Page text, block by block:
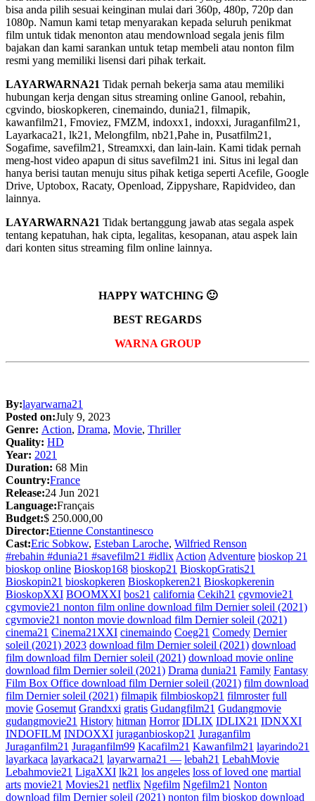
bisa anda pilih sesuai keinginan mulai dari 360p, 480p, 720p dan
1080p. Namun kami tetap menyarakan kepada seluruh penikmat
film untuk tidak menonton atau mendownload segala jenis film
bajakan dan kami sarankan untuk tetap membeli atau nonton film
resmi yang memiliki lisensi dari pihak terkait.
LAYARWARNA21 Tidak pernah bekerja sama atau memiliki
hubungan kerja dengan situs streaming online Ganool, rebahin,
cgvindo, bioskopkeren, cinemaindo, dunia21, filmapik,
kawanfilm21, Fmoviez, FMZM, indoxx1, indoxxi, Juraganfilm21,
Layarkaca21, lk21, Melongfilm, nb21,Pahe in, Pusatfilm21,
Sogafime, savefilm21, Streamxxi, dan lain-lain. Kami tidak pernah
meng-host video apapun di situs savefilm21 ini. Situs ini legal dan
hanya berisi tautan menuju situs pihak ketiga seperti Acefile, Google
Drive, Uptobox, Racaty, Openload, Zippyshare, Rapidvideo, dan
lainnya.
LAYARWARNA21 Tidak bertanggung jawab atas segala aspek
tentang kepatuhan, hak cipta, legalitas, kesopanan, atau aspek lain
dari konten situs streaming film online lainnya.
HAPPY WATCHING 🙂
BEST REGARDS
WARNA GROUP
By:layarwarna21
Posted on:July 9, 2023
Genre: Action, Drama, Movie, Thriller
Quality: HD
Year: 2021
Duration: 68 Min
Country:France
Release:24 Jun 2021
Language:Français
Budget:$ 250.000,00
Director:Etienne Constantinesco
Cast:Eric Sobkow, Esteban Laroche, Wilfried Renson
#rebahin #dunia21 #savefilm21 #idlix Action Adventure bioskop 21
bioskop online Bioskop168 bioskop21 BioskopGratis21
Bioskopin21 bioskopkeren Bioskopkeren21 Bioskopkerenin
BioskopXXI BOOMXXI bos21 california Cekih21 cgvmovie21
cgvmovie21 nonton film online download film Dernier soleil (2021)
cgvmovie21 nonton movie download film Dernier soleil (2021)
cinema21 Cinema21XXI cinemaindo Coeg21 Comedy Dernier
soleil (2021) 2023 download film Dernier soleil (2021) download
film download film Dernier soleil (2021) download movie online
download film Dernier soleil (2021) Drama dunia21 Family Fantasy
Film Box Office download film Dernier soleil (2021) film download
film Dernier soleil (2021) filmapik filmbioskop21 filmroster full
movie Gosemut Grandxxi gratis Gudangfilm21 Gudangmovie
gudangmovie21 History hitman Horror IDLIX IDLIX21 IDNXXI
INDOFILM INDOXXI juraganbioskop21 Juraganfilm
Juraganfilm21 Juraganfilm99 Kacafilm21 Kawanfilm21 layarindo21
layarkaca layarkaca21 layarwarna21 — lebah21 LebahMovie
Lebahmovie21 LigaXXI lk21 los angeles loss of loved one martial
arts movie21 Movies21 netflix Ngefilm Ngefilm21 Nonton
download film Dernier soleil (2021) nonton film bioskop download